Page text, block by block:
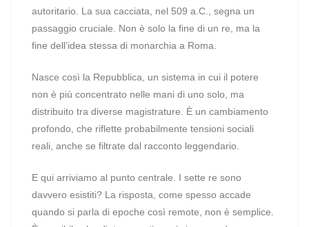
autoritario. La sua cacciata, nel 509 a.C., segna un
passaggio cruciale. Non è solo la fine di un re, ma la
fine dell’idea stessa di monarchia a Roma.
Nasce così la Repubblica, un sistema in cui il potere
non è più concentrato nelle mani di uno solo, ma
distribuito tra diverse magistrature. È un cambiamento
profondo, che riflette probabilmente tensioni sociali
reali, anche se filtrate dal racconto leggendario.
E qui arriviamo al punto centrale. I sette re sono
davvero esistiti? La risposta, come spesso accade
quando si parla di epoche così remote, non è semplice.